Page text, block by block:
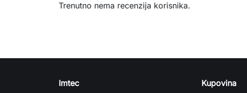
Trenutno nema recenzija korisnika.
Imtec Kupovina